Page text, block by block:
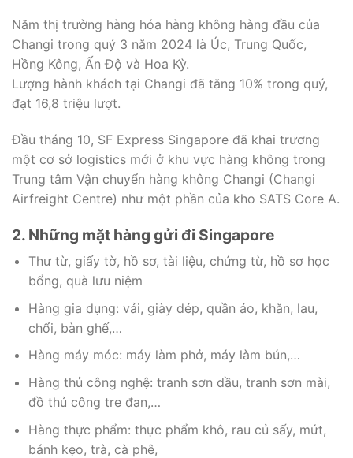
Năm thị trường hàng hóa hàng không hàng đầu của
Changi trong quý 3 năm 2024 là Úc, Trung Quốc,
Hồng Kông, Ấn Độ và Hoa Kỳ.
Lượng hành khách tại Changi đã tăng 10% trong quý,
đạt 16,8 triệu lượt.
Đầu tháng 10, SF Express Singapore đã khai trương
một cơ sở logistics mới ở khu vực hàng không trong
Trung tâm Vận chuyển hàng không Changi (Changi
Airfreight Centre) như một phần của kho SATS Core A.
2. Những mặt hàng gửi đi Singapore
Thư từ, giấy tờ, hồ sơ, tài liệu, chứng từ, hồ sơ học
bổng, quà lưu niệm
Hàng gia dụng: vải, giày dép, quần áo, khăn, lau,
chổi, bàn ghế,…
Hàng máy móc: máy làm phở, máy làm bún,…
Hàng thủ công nghệ: tranh sơn dầu, tranh sơn mài,
đồ thủ công tre đan,…
Hàng thực phẩm: thực phẩm khô, rau củ sấy, mứt,
bánh kẹo, trà, cà phê,